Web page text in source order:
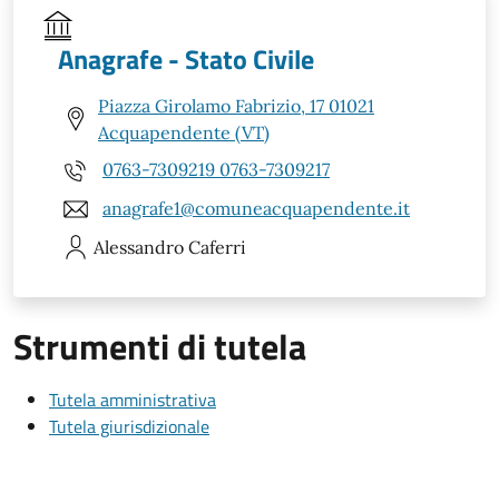
Anagrafe - Stato Civile
Piazza Girolamo Fabrizio, 17 01021
Acquapendente (VT)
0763-7309219 0763-7309217
anagrafe1@comuneacquapendente.it
Alessandro Caferri
Strumenti di tutela
Tutela amministrativa
Tutela giurisdizionale